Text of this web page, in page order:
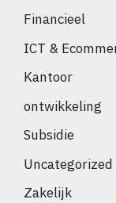
Financieel
ICT &
Kantoor
ontwikkeling
Subsidie
Uncategorized
Zakelijk